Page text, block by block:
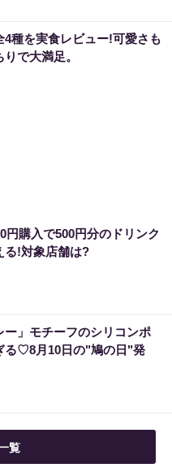
マってる3つの落とし穴」株
の天才が暴露
認められた天才が警告「今
えて下さい」
したい人は、返済を3～6
に減額してから返済す...
所）
4種を実食レビュー!可愛さも
で大満足。
円購入で500円分のドリンク
る!対象店舗は?
ー」モチーフのシリコンポ
る♡8月10日の"鳩の日"発
覧